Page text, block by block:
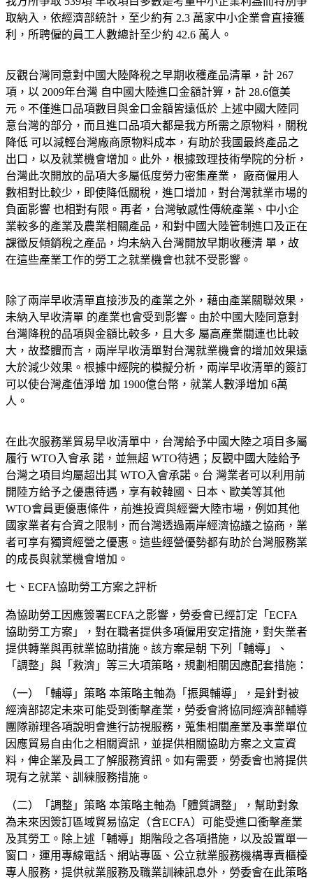
取納入，依經濟部統計，至少約有 2.3 萬家中小企業會直接獲
利，所聘僱的員工人數總計至少約 42.6 萬人。
反觀台灣同意對中國大陸降稅之早期收穫產品清單，計 267
項，以 2009年台灣 自中國大陸進口金額計算，計 28.6億美
元。不僅進口品項數目與金口金額皆遠低於 上述中國大陸同
意台灣的部分，而且進口品項大都是我方所需之原物料，關稅
降低 可以減輕台灣廠商原物料成本，有助於我國最終產品之
出口，以及就業機會增加。此外，根據致理技術學院的分析，
台灣此次開放的品項大多屬低度勞力密集產業， 廠商僱用人
數相對比較少，即使降低關稅，進口增加，對台灣就業市場的
負面影響 也相對有限。再者，台灣敏感性傳統產業、中小企
業較多的產業及農業相關產品，和對中國大陸管制進口及正在
課徵反傾銷稅之產品，均未納入台灣開放早期收穫清 單，故
在這些產業工作的勞工之就業機會也就不受影響。
除了兩岸早收清單直接涉及的產業之外，藉由產業關聯效果，
未納入早收清單 的產業也會受到影響。由於中國大陸同意對
台灣降稅的品項與金額比較多，且大多 屬高產業關連也比較
大，故整體而言，兩岸早收清單對台灣就業機會的增加效果遠
大於減少效果。根據中經院的模擬分析，兩岸早收清單的簽訂
可以使台灣產值淨增 加 1900億台幣，就業人數淨增加 6萬
人。
在此次服務業貿易早收清單中，台灣給予中國大陸之項目多屬
履行 WTO入會承 諾，並無超 WTO待遇；反觀中國大陸給予
台灣之項目均屬超出其 WTO入會承諾。台 灣業者可以利用前
開陸方給予之優惠待遇，享有較韓國、日本、歐美等其他
WTO會員更優惠條件，前進投資與經營大陸市場，例如其他
國家業者有合資之限制，而台灣透過兩岸經濟協議之協商，業
者可享有獨資經營之優惠。這些經營優勢都有助於台灣服務業
的成長與就業機會增加。
七、 ECFA協助勞工方案之評析
為協助勞工因應簽署ECFA之影響，勞委會已經訂定「ECFA
協助勞工方案」，對在職者提供多項僱用安定措施，對失業者
提供轉業與再就業協助措施。該方案是朝 下列「輔導」、
「調整」與「救濟」等三大項策略，規劃相關因應配套措施：
（一）「輔導」策略 本策略主軸為「振興輔導」，是針對被
經濟部認定未來可能受到衝擊產業，勞委會將協同經濟部輔導
團隊辦理各項說明會進行訪視服務，蒐集相關產業及事業單位
因應貿易自由化之相關資訊，並提供相關協助方案之文宣資
料，俾企業及員工了解服務資訊。如有需要，勞委會也將提供
現有之就業、訓練服務措施。
（二）「調整」策略 本策略主軸為「體質調整」，幫助對象
為未來因簽訂區域貿易協定（含ECFA） 可能受進口衝擊產業
及其勞工。除上述「輔導」期階段之各項措施，以及設置單一
窗口，運用專線電話、網站專區、公立就業服務機構專責櫃檯
專人服務，提供就業服務及職業訓練訊息外，勞委會在此策略